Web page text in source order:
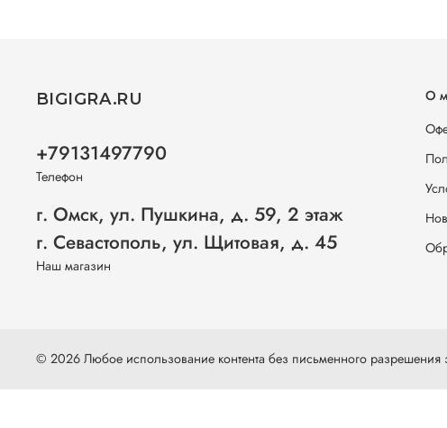
О
BIGIGRA.RU
+79131497790
Телефон
г. Омск, ул. Пушкина, д. 59, 2 этаж
г. Севастополь, ул. Щитовая, д. 45
Наш магазин
© 2026 Любое использование контента без письменного